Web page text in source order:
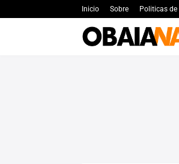
Inicio Sobre Politicas